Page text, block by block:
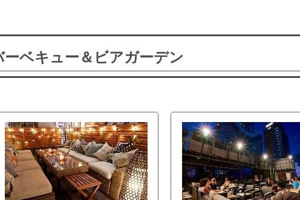
ベキュー＆ビアガーデン